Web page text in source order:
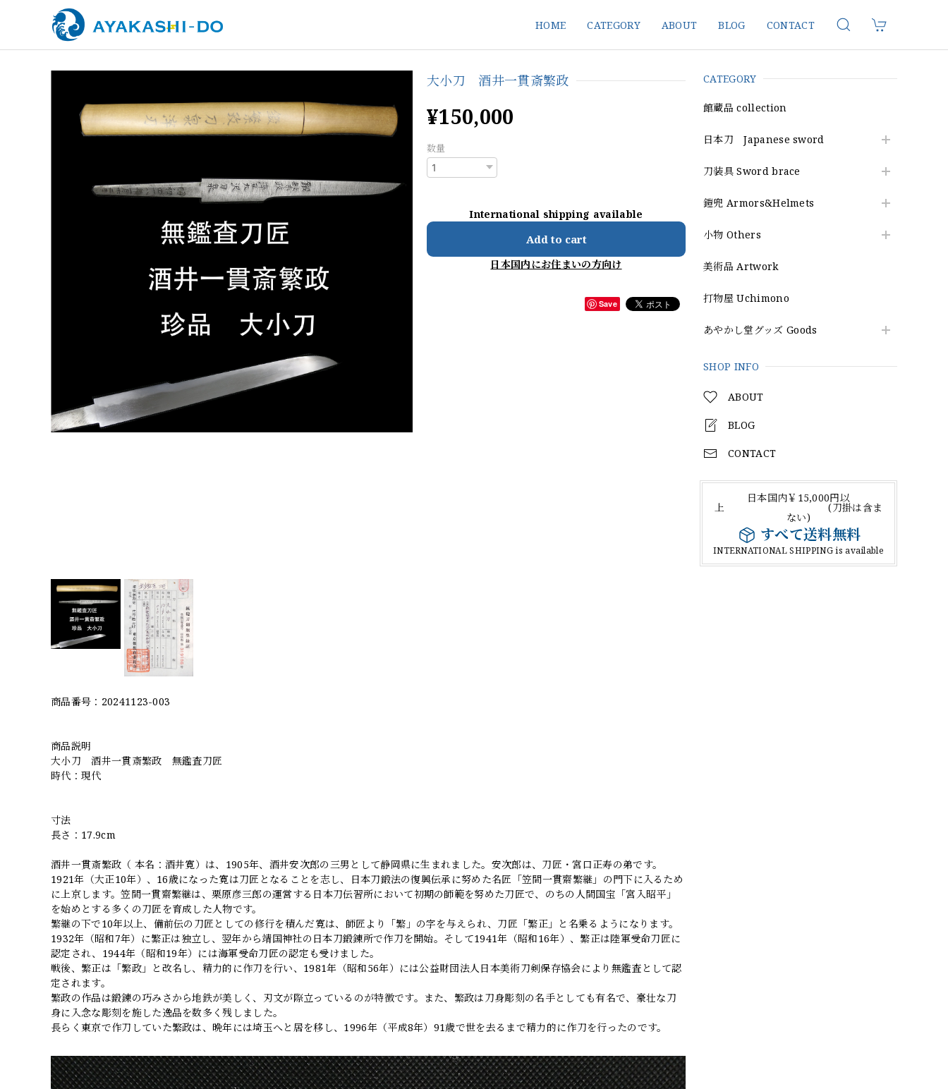
HOME CATEGORY ABOUT BLOG CONTACT
CATEGORY
館蔵品 collection
日本刀 Japanese sword
刀装具 Sword brace
鎧兜 Armors&Helmets
小物 Others
美術品 Artwork
打物屋 Uchimono
あやかし堂グッズ Goods
SHOP INFO
ABOUT
BLOG
CONTACT
日本国内￥15,000円以
上 (刀掛は含ま
ない)
すべて送料無料
INTERNATIONAL SHIPPING is available
大小刀 酒井一貫斎繁政
¥150,000
数量
International shipping available
Add to cart
日本国内にお住まいの方向け
Save
商品番号：20241123-003
商品説明
大小刀 酒井一貫斎繁政 無鑑査刀匠
時代：現代
寸法
長さ：17.9cm
酒井一貫斎繁政（ 本名：酒井寛）は、1905年、酒井安次郎の三男として静岡県に生まれました。安次郎は、刀匠・宮口正寿の弟です。
1921年（大正10年）、16歳になった寛は刀匠となることを志し、日本刀鍛法の復興伝承に努めた名匠「笠間一貫齋繁継」の門下に入るため
に上京します。笠間一貫齋繁継は、栗原彦三郎の運営する日本刀伝習所において初期の師範を努めた刀匠で、のちの人間国宝「宮入昭平」
を始めとする多くの刀匠を育成した人物です。
繁継の下で10年以上、備前伝の刀匠としての修行を積んだ寛は、師匠より「繁」の字を与えられ、刀匠「繁正」と名乗るようになります。
1932年（昭和7年）に繁正は独立し、翌年から靖国神社の日本刀鍛錬所で作刀を開始。そして1941年（昭和16年）、繁正は陸軍受命刀匠に
認定され、1944年（昭和19年）には海軍受命刀匠の認定も受けました。
戦後、繁正は「繁政」と改名し、精力的に作刀を行い、1981年（昭和56年）には公益財団法人日本美術刀剣保存協会により無鑑査として認
定されます。
繁政の作品は鍛錬の巧みさから地鉄が美しく、刃文が際立っているのが特徴です。また、繁政は刀身彫刻の名手としても有名で、豪壮な刀
身に入念な彫刻を施した逸品を数多く残しました。
長らく東京で作刀していた繁政は、晩年には埼玉へと居を移し、1996年（平成8年）91歳で世を去るまで精力的に作刀を行ったのです。